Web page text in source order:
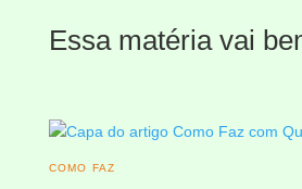
Essa matéria vai
COMO FAZ